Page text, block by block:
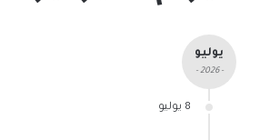
يوليو
- 2026 -
8 يوليو